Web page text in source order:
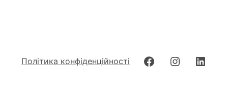
Політика конфіденційності FacebookInstagram